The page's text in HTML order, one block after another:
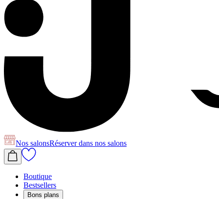
Nos salonsRéserverdans nos salons
Boutique
Bestsellers
Bons plans